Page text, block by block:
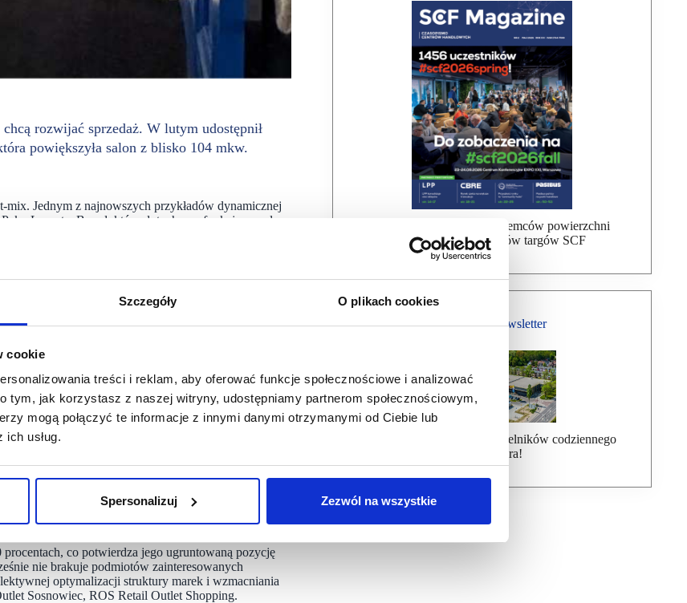
Szczegóły O plikach cookies
cookie
treści i reklam, aby oferować funkcje społecznościowe i analizować
tym, jak korzystasz z naszej witryny, udostępniamy partnerom społecznościowym,
mogą połączyć te informacje z innymi danymi otrzymanymi od Ciebie lub
usług.
Spersonalizuj Zezwól na wszystkie
rozwijać sprzedaż. W lutym udostępnił
powiększyła salon z blisko 104 mkw.
Jednym z najnowszych przykładów dynamicznej
Lorente. Brand, który dotychczas funkcjonował
210 mkw., tym samym ponad dwukrotnie
oraz bardzo dobre wyniki sprzedażowe osiągane
wizualnym brandu, oferując bardziej przestronną,
obecności Pako Lorente wpisuje się w strategię
oraz elastycznym reagowaniu na potrzeby
w atrakcyjnych cenach. Oferta obejmuje m.in.:
odzież wierzchnią. Nie brakuje także obuwia
w cenach obniżonych nawet o kilkadziesiąt
marki stanowi silną propozycję wartości dla
co potwierdza jego ugruntowaną pozycję
nie brakuje podmiotów zainteresowanych
optymalizacji struktury marek i wzmacniania
Sosnowiec, ROS Retail Outlet Shopping.
Bezpłatna wysyłka dla najemców powierzchni
handlowej, uczestników targów SCF
Bezpłatny Newsletter
Dołącz do ponad 7000 czytelników codziennego
newslettera!